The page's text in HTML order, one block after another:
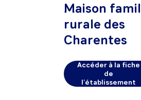
Maison
rurale des
Charentes
Accéder à la fiche
de
l'établissement